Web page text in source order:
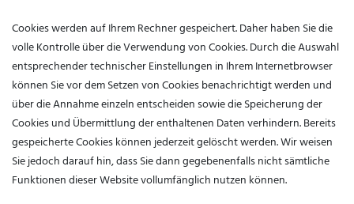
Cookies werden auf Ihrem Rechner gespeichert. Daher haben Sie die
volle Kontrolle über die Verwendung von Cookies. Durch die Auswahl
entsprechender technischer Einstellungen in Ihrem Internetbrowser
können Sie vor dem Setzen von Cookies benachrichtigt werden und
über die Annahme einzeln entscheiden sowie die Speicherung der
Cookies und Übermittlung der enthaltenen Daten verhindern. Bereits
gespeicherte Cookies können jederzeit gelöscht werden. Wir weisen
Sie jedoch darauf hin, dass Sie dann gegebenenfalls nicht sämtliche
Funktionen dieser Website vollumfänglich nutzen können.